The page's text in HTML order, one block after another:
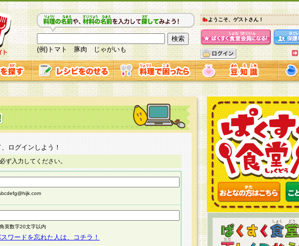
(例)トマト 豚肉 じゃがいも
ようこそ、ゲストさん！
ログインしよう！
ず入力してください。
英数字20文字以内
ワードを忘れた人は、コチラ！